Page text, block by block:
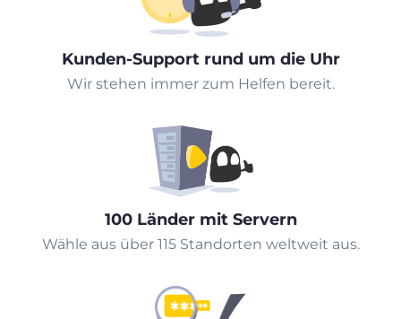
Kunden-Support rund um die Uhr
Wir stehen immer zum Helfen bereit.
100 Länder mit Servern
Wähle aus über 115 Standorten weltweit aus.